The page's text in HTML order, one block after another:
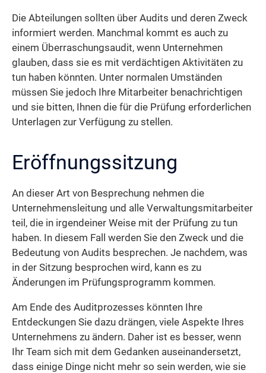
Die Abteilungen sollten über Audits und deren Zweck
informiert werden. Manchmal kommt es auch zu
einem Überraschungsaudit, wenn Unternehmen
glauben, dass sie es mit verdächtigen Aktivitäten zu
tun haben könnten. Unter normalen Umständen
müssen Sie jedoch Ihre Mitarbeiter benachrichtigen
und sie bitten, Ihnen die für die Prüfung erforderlichen
Unterlagen zur Verfügung zu stellen.
Eröffnungssitzung
An dieser Art von Besprechung nehmen die
Unternehmensleitung und alle Verwaltungsmitarbeiter
teil, die in irgendeiner Weise mit der Prüfung zu tun
haben. In diesem Fall werden Sie den Zweck und die
Bedeutung von Audits besprechen. Je nachdem, was
in der Sitzung besprochen wird, kann es zu
Änderungen im Prüfungsprogramm kommen.
Am Ende des Auditprozesses könnten Ihre
Entdeckungen Sie dazu drängen, viele Aspekte Ihres
Unternehmens zu ändern. Daher ist es besser, wenn
Ihr Team sich mit dem Gedanken auseinandersetzt,
dass einige Dinge nicht mehr so sein werden, wie sie